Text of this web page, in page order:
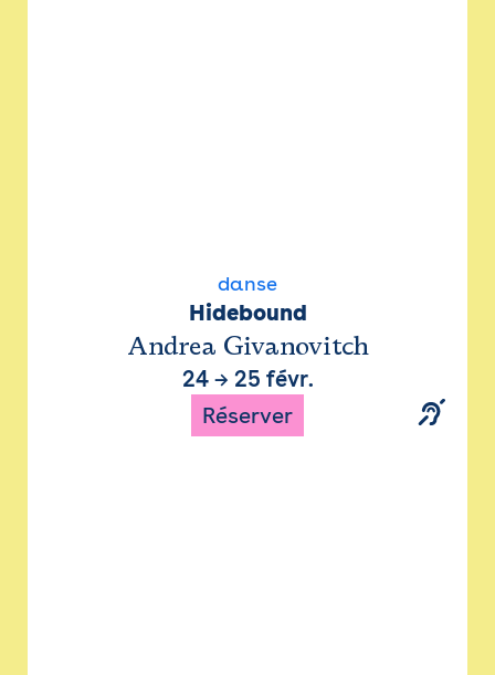
danse
Hidebound
Andrea Givanovitch
24→ 25 févr.
Réserver